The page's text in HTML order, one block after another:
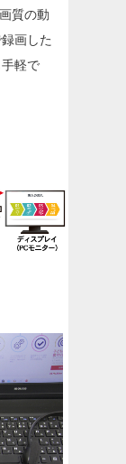
質の動
画した
軽で